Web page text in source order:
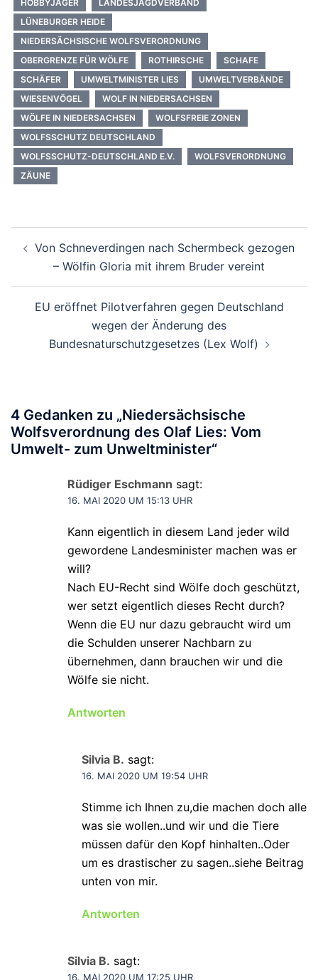
HOBBYJÄGER
LANDESJAGDVERBAND
LÜNEBURGER HEIDE
NIEDERSÄCHSISCHE WOLFSVERORDNUNG
OBERGRENZE FÜR WÖLFE
ROTHIRSCHE
SCHAFE
SCHÄFER
UMWELTMINISTER LIES
UMWELTVERBÄNDE
WIESENVÖGEL
WOLF IN NIEDERSACHSEN
WÖLFE IN NIEDERSACHSEN
WOLFSFREIE ZONEN
WOLFSSCHUTZ DEUTSCHLAND
WOLFSSCHUTZ-DEUTSCHLAND E.V.
WOLFSVERORDNUNG
ZÄUNE
Von Schneverdingen nach Schermbeck gezogen
– Wölfin Gloria mit ihrem Bruder vereint
EU eröffnet Pilotverfahren gegen Deutschland
wegen der Änderung des
Bundesnaturschutzgesetzes (Lex Wolf)
4 Gedanken zu „Niedersächsische
Wolfsverordnung des Olaf Lies: Vom
Umwelt- zum Unweltminister“
Rüdiger Eschmann sagt:
16. MAI 2020 UM 15:13 UHR
Kann eigentlich in diesem Land jeder wild
gewordene Landesminister machen was er
will?
Nach EU-Recht sind Wölfe doch geschützt,
wer setzt eigentlich dieses Recht durch?
Wenn die EU nur dazu gebraucht wird um
die Schulden unserer Nachbarn zu
übernehmen, dann brauchen wir und die
Wölfe sie nicht.
Antworten
Silvia B. sagt:
16. MAI 2020 UM 19:54 UHR
Stimme ich Ihnen zu,die machen doch alle
was sie wollen..und wir und die Tiere
müssen dafür den Kopf hinhalten..Oder
um es drastischer zu sagen..siehe Beitrag
unten von mir.
Antworten
Silvia B. sagt:
16. MAI 2020 UM 17:25 UHR